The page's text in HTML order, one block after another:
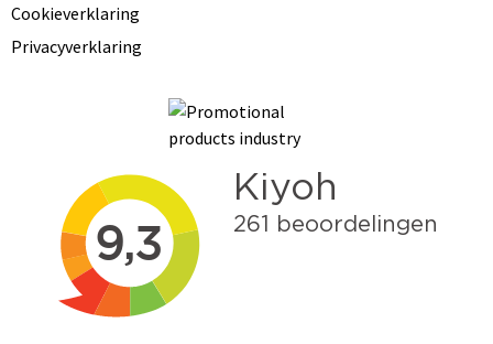
Cookieverklaring
Privacyverklaring